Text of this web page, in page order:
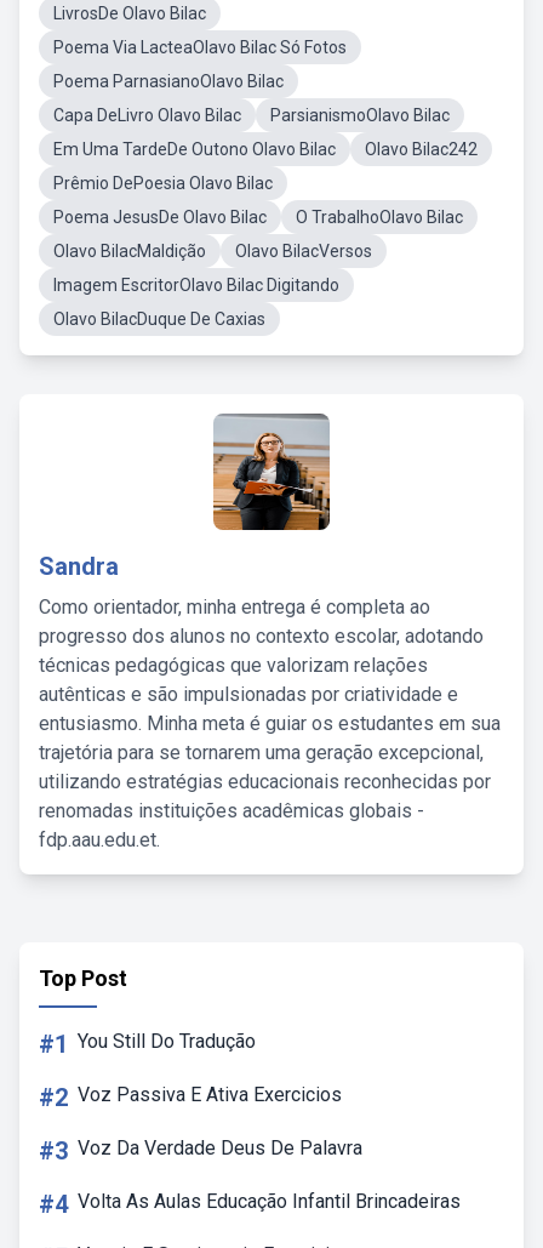
LivrosDe Olavo Bilac
Poema Via LacteaOlavo Bilac Só Fotos
Poema ParnasianoOlavo Bilac
Capa DeLivro Olavo Bilac
ParsianismoOlavo Bilac
Em Uma TardeDe Outono Olavo Bilac
Olavo Bilac242
Prêmio DePoesia Olavo Bilac
Poema JesusDe Olavo Bilac
O TrabalhoOlavo Bilac
Olavo BilacMaldição
Olavo BilacVersos
Imagem EscritorOlavo Bilac Digitando
Olavo BilacDuque De Caxias
Sandra
Como orientador, minha entrega é completa ao
progresso dos alunos no contexto escolar, adotando
técnicas pedagógicas que valorizam relações
autênticas e são impulsionadas por criatividade e
entusiasmo. Minha meta é guiar os estudantes em sua
trajetória para se tornarem uma geração excepcional,
utilizando estratégias educacionais reconhecidas por
renomadas instituições acadêmicas globais -
fdp.aau.edu.et.
Top Post
#1 You Still Do Tradução
#2 Voz Passiva E Ativa Exercicios
#3 Voz Da Verdade Deus De Palavra
#4 Volta As Aulas Educação Infantil Brincadeiras